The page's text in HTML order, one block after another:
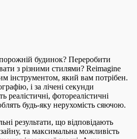
будинок? Переробити
з різними стилями? Reimagine
інструментом, який вам потрібен.
і за лічені секунди
реалістичні, фотореалістичні
будь-яку нерухомість сяючою.
результати, що відповідають
та максимальна можливість